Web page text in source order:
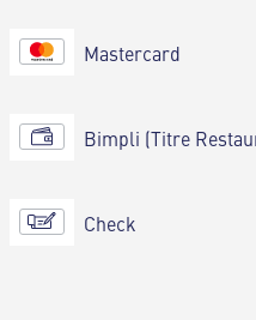
Mastercard
Bimpli (Titre
Check